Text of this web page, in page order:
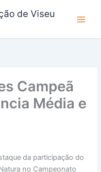
de Viseu
Campeã
Média e
da participação do
no Campeonato